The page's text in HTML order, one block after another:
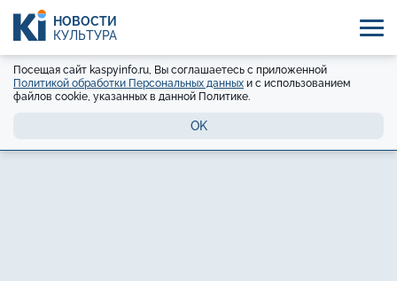
НОВОСТИ
КУЛЬТУРА
Посещая сайт kaspyinfo.ru, Вы соглашаетесь с приложенной
Политикой обработки Персональных данных и с использованием
файлов cookie, указанных в данной Политике.
OK